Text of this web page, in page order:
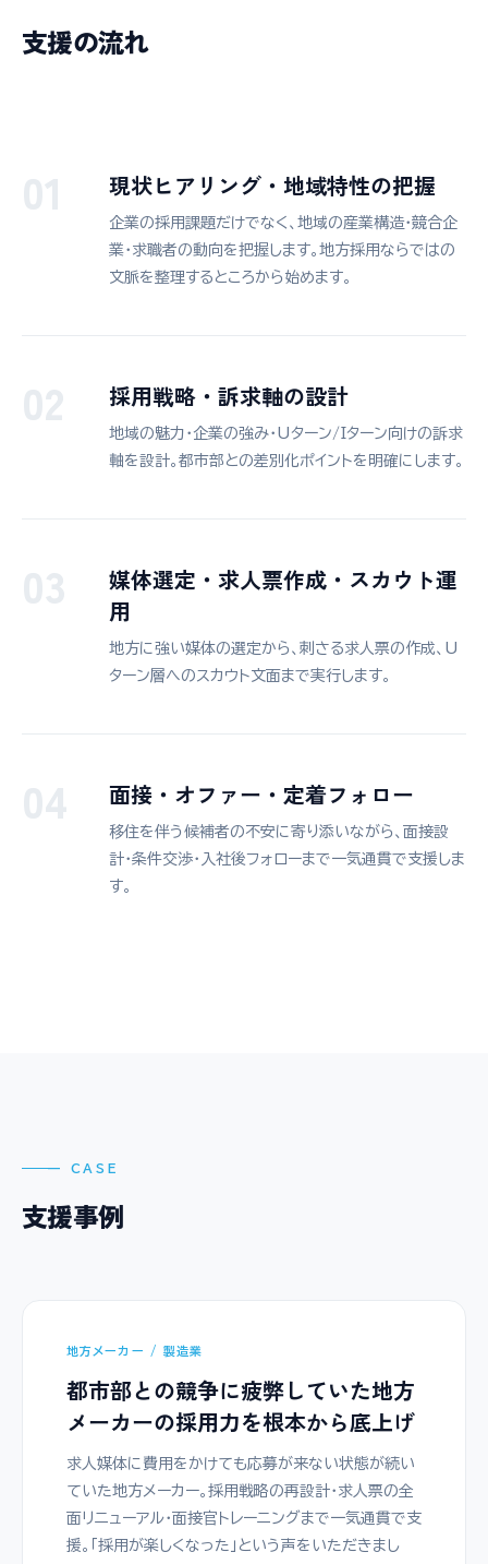
支援の流れ
現状ヒアリング・地域特性の把握
企業の採用課題だけでなく、地域の産業構造・競合企
業・求職者の動向を把握します。地方採用ならではの
文脈を整理するところから始めます。
採用戦略・訴求軸の設計
地域の魅力・企業の強み・Uターン/Iターン向けの訴求
軸を設計。都市部との差別化ポイントを明確にします。
媒体選定・求人票作成・スカウト運
用
地方に強い媒体の選定から、刺さる求人票の作成、U
ターン層へのスカウト文面まで実行します。
面接・オファー・定着フォロー
移住を伴う候補者の不安に寄り添いながら、面接設
計・条件交渉・入社後フォローまで一気通貫で支援しま
す。
— CASE
支援事例
地方メーカー / 製造業
都市部との競争に疲弊していた地方
メーカーの採用力を根本から底上げ
求人媒体に費用をかけても応募が来ない状態が続い
ていた地方メーカー。採用戦略の再設計・求人票の全
面リニューアル・面接官トレーニングまで一気通貫で支
援。「採用が楽しくなった」という声をいただきまし